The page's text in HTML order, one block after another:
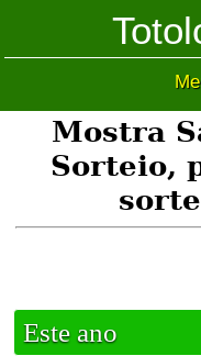
Mostra
Sorteio,